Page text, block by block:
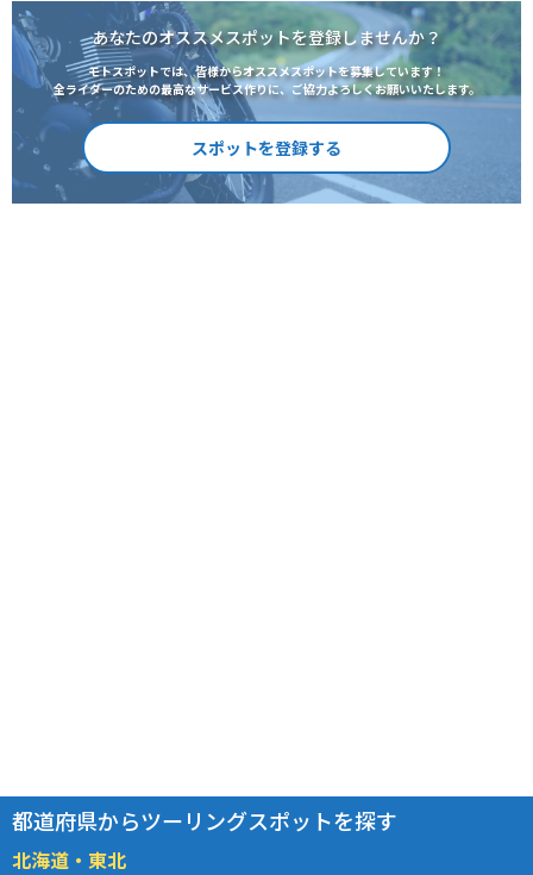
あなたのオススメスポットを登録しませんか？
モトスポットでは、皆様からオススメスポットを募集しています！
全ライダーのための最高なサービス作りに、ご協力よろしくお願いいたします。
スポットを登録する
都道府県からツーリングスポットを探す
北海道・東北